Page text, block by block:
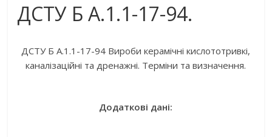
ДСТУ Б А.1.1-17-94.
ДСТУ Б А.1.1-17-94 Вироби керамічні кислототривкі,
каналізаційні та дренажні. Терміни та визначення.
Додаткові дані: